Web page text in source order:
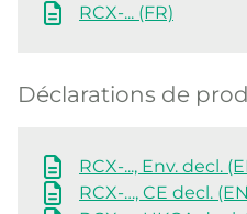
RCX-... (FR)
Déclarations de
RCX-..., Env. decl.
RCX-…, CE decl.